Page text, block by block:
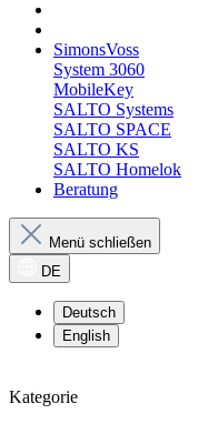
SimonsVoss
System 3060
MobileKey
SALTO Systems
SALTO SPACE
SALTO KS
SALTO Homelok
Beratung
Menü schließen
DE
Deutsch
English
Kategorie